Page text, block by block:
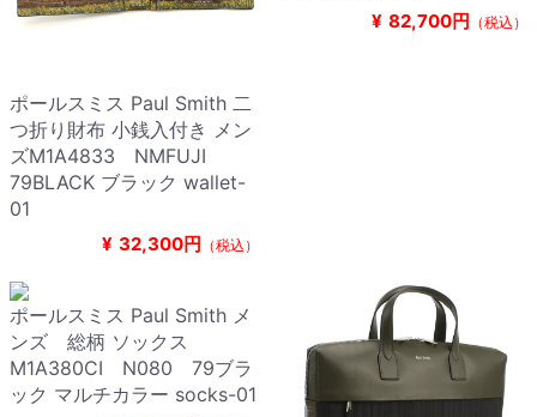
ポールスミス Paul Smith 二
つ折り財布 小銭入付き メン
ズM1A4833 NMFUJI
79BLACK ブラック wallet-
01
¥ 32,300円 （税込）
¥ 82,700円 （税込）
ポールスミス Paul Smith メ
ンズ 総柄 ソックス
M1A380CI N080 79ブラ
ック マルチカラー socks-01